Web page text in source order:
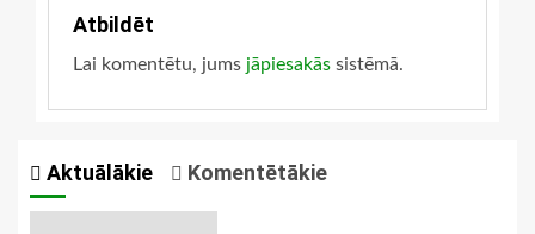
Atbildēt
Lai komentētu, jums jāpiesakās sistēmā.
Aktuālākie Komentētākie